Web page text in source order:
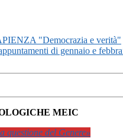
"Democrazia e verità"
di gennaio e
MEIC
questione del Genere»